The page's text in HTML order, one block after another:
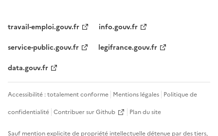
travail-emploi.gouv.fr
info.gouv.fr
service-public.gouv.fr
legifrance.gouv.fr
data.gouv.fr
Accessibilité : totalement conforme Mentions légales Politique de
confidentialité Contribuer sur Github Plan du site
Sauf mention explicite de propriété intellectuelle détenue par des tiers,